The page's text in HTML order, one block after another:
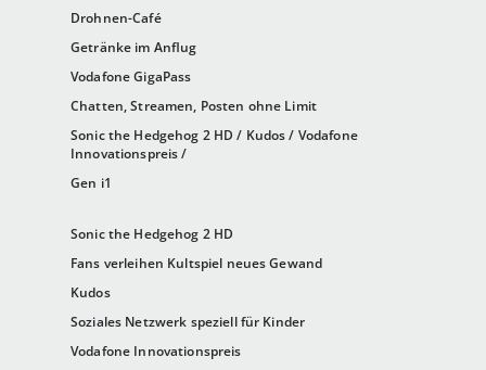
Drohnen-Café
Getränke im Anflug
Vodafone GigaPass
Chatten, Streamen, Posten ohne Limit
Sonic the Hedgehog 2 HD / Kudos / Vodafone
Innovationspreis /
Gen i1
Sonic the Hedgehog 2 HD
Fans verleihen Kultspiel neues Gewand
Kudos
Soziales Netzwerk speziell für Kinder
Vodafone Innovationspreis